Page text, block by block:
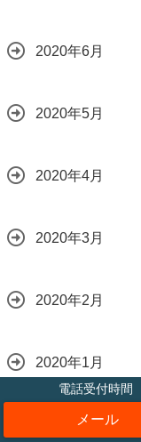
電話受付時間
2020年6月
2020年5月
2020年4月
2020年3月
2020年2月
2020年1月
2019年12月